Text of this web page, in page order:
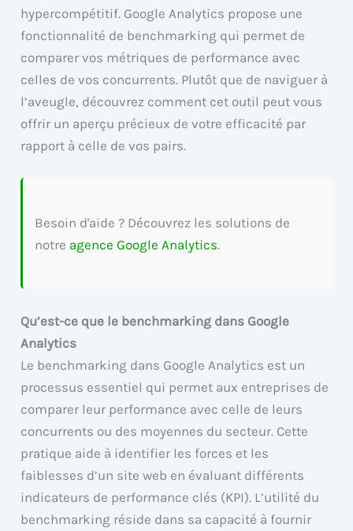
hypercompétitif. Google Analytics propose une
fonctionnalité de benchmarking qui permet de
comparer vos métriques de performance avec
celles de vos concurrents. Plutôt que de naviguer à
l’aveugle, découvrez comment cet outil peut vous
offrir un aperçu précieux de votre efficacité par
rapport à celle de vos pairs.
Besoin d'aide ? Découvrez les solutions de
notre agence Google Analytics.
Qu’est-ce que le benchmarking dans Google
Analytics
Le benchmarking dans Google Analytics est un
processus essentiel qui permet aux entreprises de
comparer leur performance avec celle de leurs
concurrents ou des moyennes du secteur. Cette
pratique aide à identifier les forces et les
faiblesses d’un site web en évaluant différents
indicateurs de performance clés (KPI). L’utilité du
benchmarking réside dans sa capacité à fournir